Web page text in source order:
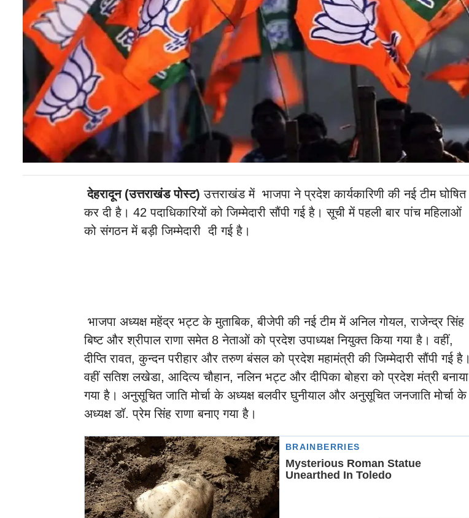
देहरादून (उत्तराखंड पोस्ट) उत्तराखंड में भाजपा ने प्रदेश कार्यकारिणी की नई टीम घोषित
कर दी है। 42 पदाधिकारियों को जिम्मेदारी सौंपी गई है। सूची में पहली बार पांच महिलाओं
को संगठन में बड़ी जिम्मेदारी दी गई है।
भाजपा अध्यक्ष महेंद्र भट्ट के मुताबिक, बीजेपी की नई टीम में अनिल गोयल, राजेन्द्र सिंह
बिष्ट और श्रीपाल राणा समेत 8 नेताओं को प्रदेश उपाध्यक्ष नियुक्त किया गया है। वहीं,
दीप्ति रावत, कुन्दन परीहार और तरुण बंसल को प्रदेश महामंत्री की जिम्मेदारी सौंपी गई है।
वहीं सतिश लखेडा, आदित्य चौहान, नलिन भट्ट और दीपिका बोहरा को प्रदेश मंत्री बनाया
गया है। अनुसूचित जाति मोर्चा के अध्यक्ष बलवीर घुनीयाल और अनुसूचित जनजाति मोर्चा के
अध्यक्ष डॉ. प्रेम सिंह राणा बनाए गया है।